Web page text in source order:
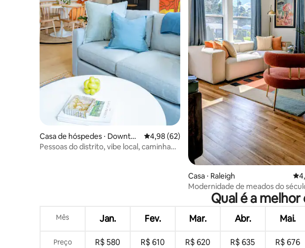
Casa de hóspedes ⋅ Downto
wn Raleigh
4,98 de uma avaliação média de 5, 62
4,98 (62)
Pessoas do distrito, vibe local, caminhada
Casa ⋅ Raleigh
Modernidade de meados do
encontra conforto e conveniência
Qual é a
Mês Jan. Fev. Mar. Abr. Mai.
Preço
R$ 580 R$ 610 R$ 620 R$ 635 R$ 676